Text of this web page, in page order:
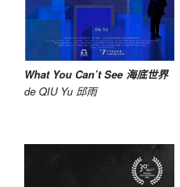
What You Can’t See 海底世界
de QIU Yu 邱雨